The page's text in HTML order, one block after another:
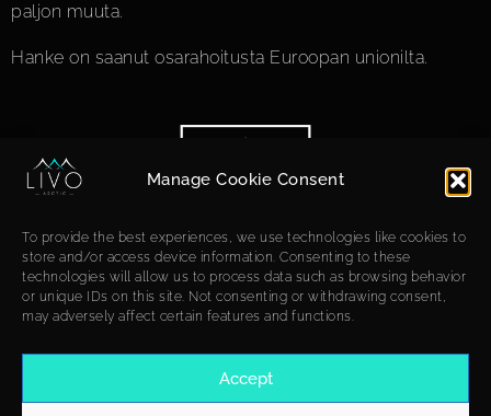
Manage Cookie Consent
To provide the best experiences, we use technologies like cookies to
store and/or access device information. Consenting to these
technologies will allow us to process data such as browsing behavior
or unique IDs on this site. Not consenting or withdrawing consent,
may adversely affect certain features and functions.
Accept
paljon muuta.
Hanke on saanut osarahoitusta Euroopan unionilta.